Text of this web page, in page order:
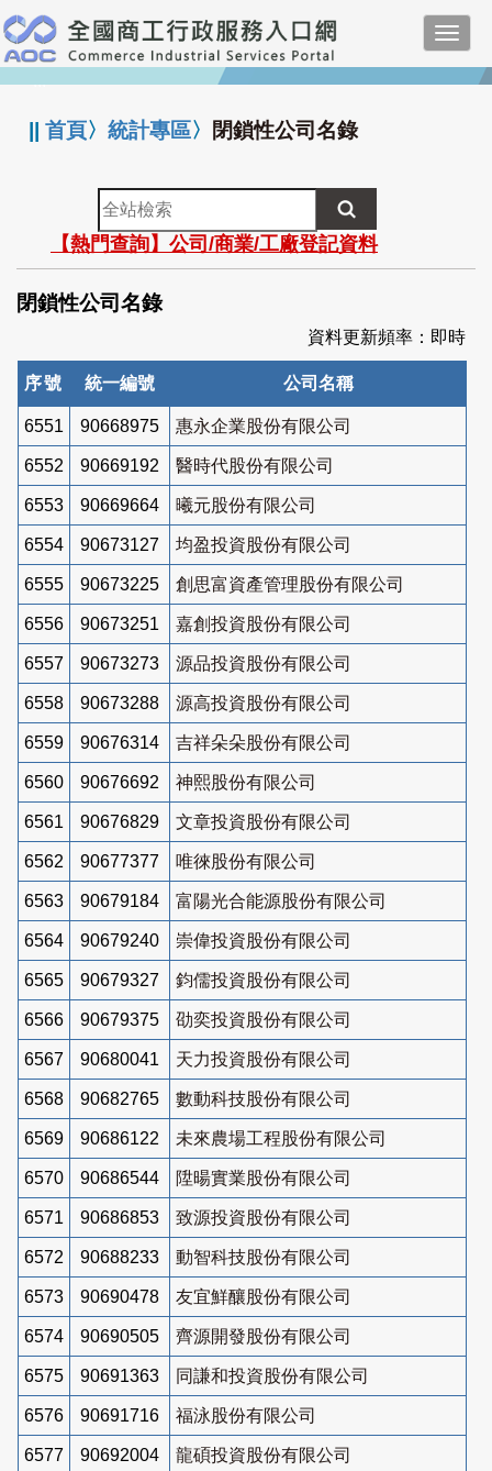
跳
到
主
要
:::
||首頁〉統計專區〉 閉鎖性公司名錄
全
站
檢
索
【熱門查詢】公司/商業/工廠登記資料
閉鎖性公司名錄
資料更新頻率：即時
序號 統一編號 公司名稱
6551 90668975 惠永企業股份有限公司
6552 90669192 醫時代股份有限公司
6553 90669664 曦元股份有限公司
6554 90673127 均盈投資股份有限公司
6555 90673225 創思富資產管理股份有限公司
6556 90673251 嘉創投資股份有限公司
6557 90673273 源品投資股份有限公司
6558 90673288 源高投資股份有限公司
6559 90676314 吉祥朵朵股份有限公司
6560 90676692 神熙股份有限公司
6561 90676829 文章投資股份有限公司
6562 90677377 唯徠股份有限公司
6563 90679184 富陽光合能源股份有限公司
6564 90679240 崇偉投資股份有限公司
6565 90679327 鈞儒投資股份有限公司
6566 90679375 劭奕投資股份有限公司
6567 90680041 天力投資股份有限公司
6568 90682765 數動科技股份有限公司
6569 90686122 未來農場工程股份有限公司
6570 90686544 陞暘實業股份有限公司
6571 90686853 致源投資股份有限公司
6572 90688233 動智科技股份有限公司
6573 90690478 友宜鮮釀股份有限公司
6574 90690505 齊源開發股份有限公司
6575 90691363 同謙和投資股份有限公司
6576 90691716 福泳股份有限公司
6577 90692004 龍碩投資股份有限公司